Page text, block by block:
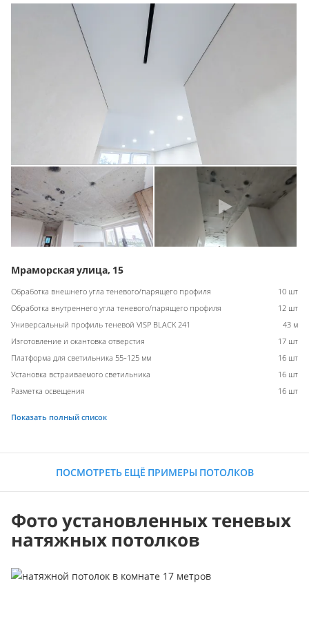
Мраморская улица, 15
Обработка внешнего угла теневого/парящего профиля
10 шт
Обработка внутреннего угла теневого/парящего профиля
12 шт
Универсальный профиль теневой VISP BLACK 241
43 м
Изготовление и окантовка отверстия
17 шт
Платформа для светильника 55-125 мм
16 шт
Установка встраиваемого светильника
16 шт
Разметка освещения
16 шт
Показать полный список
ПОСМОТРЕТЬ ЕЩЁ ПРИМЕРЫ ПОТОЛКОВ
Фото установленных теневых
натяжных потолков